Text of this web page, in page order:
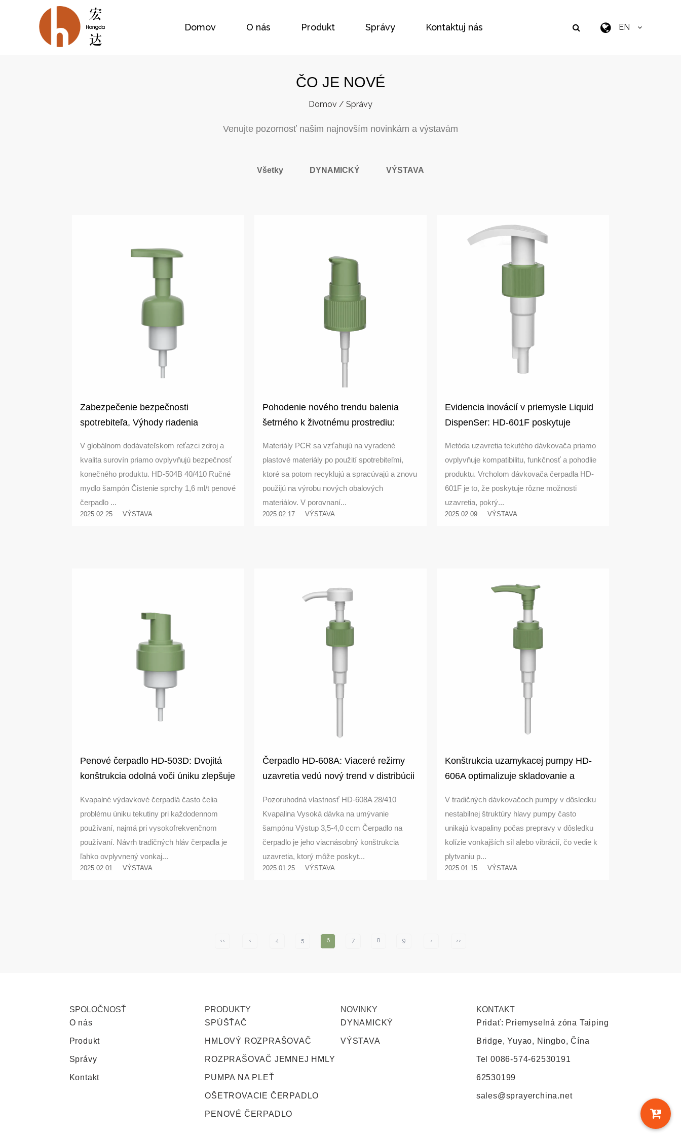
Domov O nás Produkt Správy Kontaktuj nás EN
ČO JE NOVÉ
Domov / Správy
Venujte pozornosť našim najnovším novinkám a výstavám
Všetky DYNAMICKÝ VÝSTAVA
Zabezpečenie bezpečnosti
spotrebiteľa, Výhody riadenia
čerpadla HD-504B
V globálnom dodávateľskom reťazci zdroj a
kvalita surovín priamo ovplyvňujú bezpečnosť
konečného produktu. HD-504B 40/410 Ručné
mydlo šampón Čistenie sprchy 1,6 ml/t penové
čerpadlo ...
2025.02.25 VÝSTAVA
Pohodenie nového trendu balenia
šetrného k životnému prostrediu:
poskytuje možnosti materiálu PCR
Materiály PCR sa vzťahujú na vyradené
plastové materiály po použití spotrebiteľmi,
ktoré sa potom recyklujú a spracúvajú a znovu
použijú na výrobu nových obalových
materiálov. V porovnaní...
2025.02.17 VÝSTAVA
Evidencia inovácií v priemysle Liquid
DispenSer: HD-601F poskytuje
Metóda uzavretia tekutého dávkovača priamo
ovplyvňuje kompatibilitu, funkčnosť a pohodlie
produktu. Vrcholom dávkovača čerpadla HD-
601F je to, že poskytuje rôzne možnosti
uzavretia, pokrý...
2025.02.09 VÝSTAVA
Penové čerpadlo HD-503D: Dvojitá
konštrukcia odolná voči úniku zlepšuje
Kvapalné výdavkové čerpadlá často čelia
problému úniku tekutiny pri každodennom
používaní, najmä pri vysokofrekvenčnom
používaní. Návrh tradičných hláv čerpadla je
ľahko ovplyvnený vonkaj...
2025.02.01 VÝSTAVA
Čerpadlo HD-608A: Viaceré režimy
uzavretia vedú nový trend v distribúcii
Pozoruhodná vlastnosť HD-608A 28/410
Kvapalina Vysoká dávka na umývanie
šampónu Výstup 3,5-4,0 ccm Čerpadlo na
čerpadlo je jeho viacnásobný konštrukcia
uzavretia, ktorý môže poskyt...
2025.01.25 VÝSTAVA
Konštrukcia uzamykacej pumpy HD-
606A optimalizuje skladovanie a
balenia tekutých produktov
V tradičných dávkovačoch pumpy v dôsledku
nestabilnej štruktúry hlavy pumpy často
unikajú kvapaliny počas prepravy v dôsledku
kolízie vonkajších síl alebo vibrácií, čo vedie k
plytvaniu p...
2025.01.15 VÝSTAVA
‹‹ ‹ 4 5 6 7 8 9 › ››
SPOLOČNOSŤ
O nás
Produkt
Správy
Kontakt
PRODUKTY
SPÚŠŤAČ
HMLOVÝ ROZPRAŠOVAČ
ROZPRAŠOVAČ JEMNEJ HMLY
PUMPA NA PLEŤ
OŠETROVACIE ČERPADLO
PENOVÉ ČERPADLO
NOVINKY
DYNAMICKÝ
VÝSTAVA
KONTAKT
Pridať: Priemyselná zóna Taiping
Bridge, Yuyao, Ningbo, Čína
Tel 0086-574-62530191
62530199
sales@sprayerchina.net